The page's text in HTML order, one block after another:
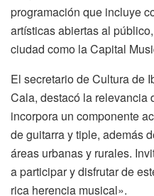
programación que incluye
artísticas abiertas al
ciudad como la Capital
El secretario de Cultura de
Cala, destacó la relevancia
incorpora un componente
de guitarra y tiple, además
áreas urbanas y rurales.
a participar y disfrutar de
rica herencia musical».